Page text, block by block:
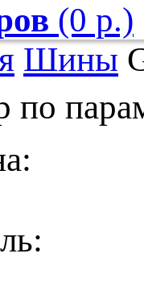
(0 р.)
Шины
по